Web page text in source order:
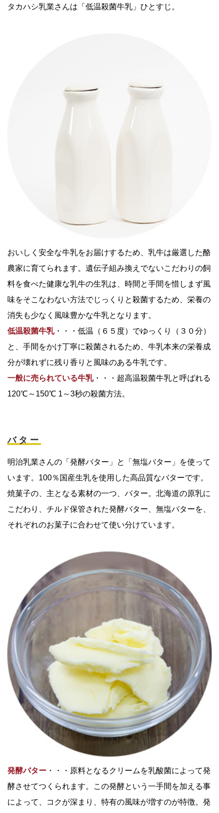
タカハシ乳業さんは「低温殺菌牛乳」ひとすじ。
おいしく安全な牛乳をお届けするため、乳牛は厳選した酪
農家に育てられます。遺伝子組み換えでないこだわりの飼
料を食べた健康な乳牛の生乳は、時間と手間を惜しまず風
味をそこなわない方法でじっくりと殺菌するため、栄養の
消失も少なく風味豊かな牛乳となります。
低温殺菌牛乳・・・低温（６５度）でゆっくり（３０分）
と、手間をかけ丁寧に殺菌されるため、牛乳本来の栄養成
分が壊れずに残り香りと風味のある牛乳です。
一般に売られている牛乳・・・超高温殺菌牛乳と呼ばれる
120℃～150℃ 1～3秒の殺菌方法。
バター
明治乳業さんの「発酵バター」と「無塩バター」を使って
います。100％国産生乳を使用した高品質なバターです。
焼菓子の、主となる素材の一つ、バター。北海道の原乳に
こだわり、チルド保管された発酵バター、無塩バターを、
それぞれのお菓子に合わせて使い分けています。
発酵バター ・・・原料となるクリームを乳酸菌によって発
酵させてつくられます。この発酵という一手間を加える事
によって、コクが深まり、特有の風味が増すのが特徴。発